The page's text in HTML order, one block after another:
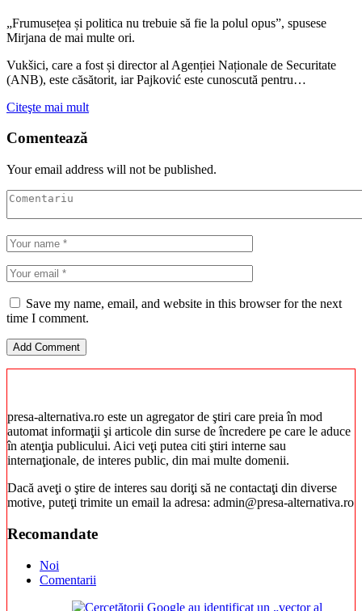
„Frumusețea și politica nu trebuie să fie la polul opus”, spusese
Mirjana de mai multe ori.
Vukšici, care a fost și director al Agenției Naționale de Securitate
(ANB), este căsătorit, iar Pajković este cunoscută pentru…
Citeşte mai mult
Comentează
Your email address will not be published.
Save my name, email, and website in this browser for the next
time I comment.
presa-alternativa.ro este un agregator de ştiri care preia în mod
automat informaţii şi articole din surse de încredere pe care le aduce
în atenţia publicului. Aici veţi putea citi ştiri interne sau
internaţionale, de interes public, din mai multe domenii.
Dacă aveţi o ştire de interes sau doriţi să ne contactaţi din diverse
motive, puteţi trimite un email la adresa: admin@presa-alternativa.ro
Recomandate
Noi
Comentarii